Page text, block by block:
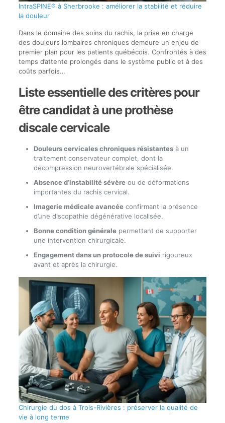
IntraSPINE® à Sherbrooke : améliorer la stabilité et réduire
la douleur
Dans le domaine des soins du rachis, la prise en charge
des douleurs lombaires chroniques demeure un enjeu de
premier plan pour les patients québécois. Confrontés à des
temps d’attente prolongés dans le système public et à des
coûts parfois…
Liste essentielle des critères pour
être candidat à une prothèse
discale cervicale
Douleurs cervicales chroniques résistantesà un
traitement conservateur complet, dont la
décompression neurovertébrale spécialisée.
Absence d’instabilité sévèreou de déformations
importantes du rachis cervical.
Imagerie médicale avancéeconfirmant la présence
d’une discopathie dégénérative localisée.
Bonne condition généralepermettant de supporter
une intervention chirurgicale.
Engagement dans un protocole de suivi rigoureux
avant et après la chirurgie.
Chirurgie du dos à Trois-Rivières : préserver la qualité de
vie à long terme